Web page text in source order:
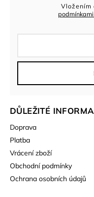
DŮLEŽITÉ
Doprava
Platba
Vrácení zboží
Obchodní podmínky
Ochrana osobních údajů
Vložením